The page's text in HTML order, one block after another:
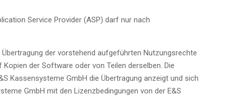
Service Provider (ASP) darf nur nach
der vorstehend aufgeführten Nutzungsrechte
der Software oder von Teilen derselben. Die
Kassensysteme GmbH die Übertragung anzeigt und sich
GmbH mit den Lizenzbedingungen von der E&S